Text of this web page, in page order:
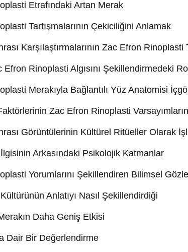
Etrafındaki Artan Merak
Tartışmalarının Çekiciliğini Anlamak
Karşılaştırmalarının Zac Efron Rinoplasti
Efron Rinoplasti Algısını Şekillendirmedeki
Merakıyla Bağlantılı Yüz Anatomisi
Zac Efron Rinoplasti
Görüntülerinin Kültürel Ritüeller Olarak
Arkasındaki Psikolojik Katmanlar
Yorumlarını Şekillendiren Bilimsel
Anlatıyı Nasıl Şekillendirdiği
Daha Geniş Etkisi
Dair Bir Değerlendirme